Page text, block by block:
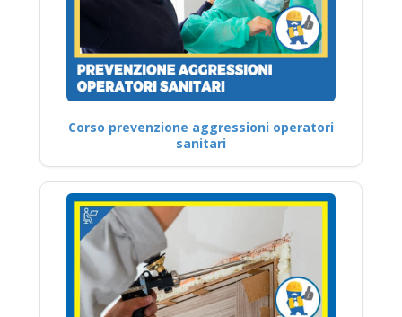
Corso prevenzione aggressioni operatori
sanitari